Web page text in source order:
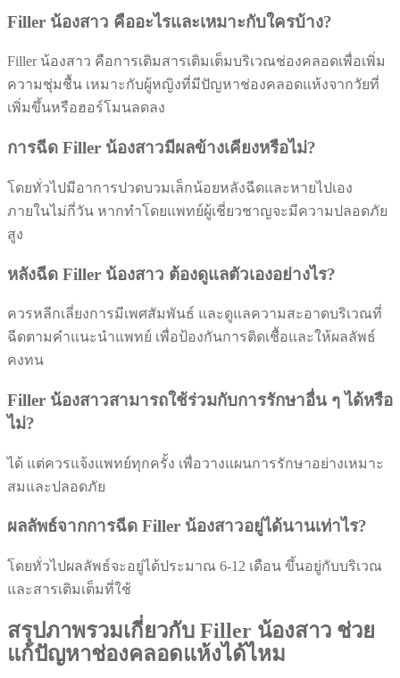
Filler น้องสาว คืออะไรและเหมาะกับใครบ้าง?
Filler น้องสาว คือการเติมสารเติมเต็มบริเวณช่องคลอดเพื่อเพิ่ม
ความชุ่มชื้น เหมาะกับผู้หญิงที่มีปัญหาช่องคลอดแห้งจากวัยที่
เพิ่มขึ้นหรือฮอร์โมนลดลง
การฉีด Filler น้องสาวมีผลข้างเคียงหรือไม่?
โดยทั่วไปมีอาการปวดบวมเล็กน้อยหลังฉีดและหายไปเอง
ภายในไม่กี่วัน หากทำโดยแพทย์ผู้เชี่ยวชาญจะมีความปลอดภัย
สูง
หลังฉีด Filler น้องสาว ต้องดูแลตัวเองอย่างไร?
ควรหลีกเลี่ยงการมีเพศสัมพันธ์ และดูแลความสะอาดบริเวณที่
ฉีดตามคำแนะนำแพทย์ เพื่อป้องกันการติดเชื้อและให้ผลลัพธ์
คงทน
Filler น้องสาวสามารถใช้ร่วมกับการรักษาอื่น ๆ ได้หรือ
ไม่?
ได้ แต่ควรแจ้งแพทย์ทุกครั้ง เพื่อวางแผนการรักษาอย่างเหมาะ
สมและปลอดภัย
ผลลัพธ์จากการฉีด Filler น้องสาวอยู่ได้นานเท่าไร?
โดยทั่วไปผลลัพธ์จะอยู่ได้ประมาณ 6-12 เดือน ขึ้นอยู่กับบริเวณ
และสารเติมเต็มที่ใช้
สรุปภาพรวมเกี่ยวกับ Filler น้องสาว ช่วย
แก้ปัญหาช่องคลอดแห้งได้ไหม